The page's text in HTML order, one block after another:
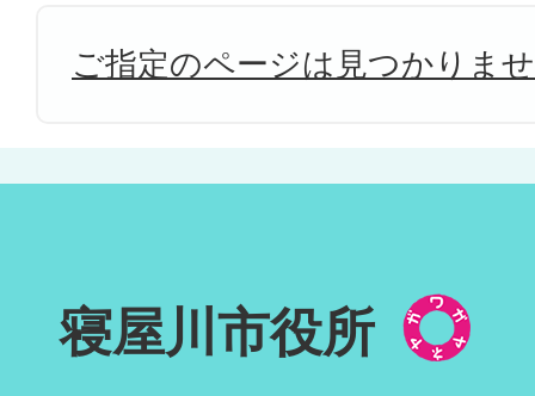
ご指定のページは見つかりま
寝屋川市役所